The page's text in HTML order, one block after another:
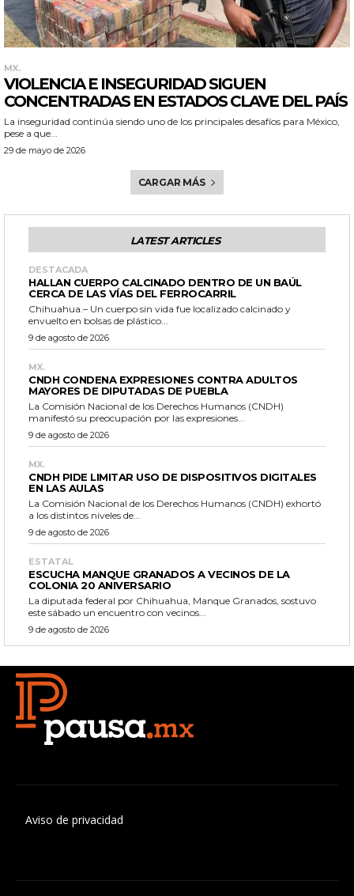
MX.
VIOLENCIA E INSEGURIDAD SIGUEN
CONCENTRADAS EN ESTADOS CLAVE DEL PAÍS
La inseguridad continúa siendo uno de los principales desafíos para México,
pese a que...
29 de mayo de 2026
CARGAR MÁS
LATEST ARTICLES
DESTACADA
HALLAN CUERPO CALCINADO DENTRO DE UN BAÚL
CERCA DE LAS VÍAS DEL FERROCARRIL
Chihuahua.– Un cuerpo sin vida fue localizado calcinado y
envuelto en bolsas de plástico...
9 de agosto de 2026
MX.
CNDH CONDENA EXPRESIONES CONTRA ADULTOS
MAYORES DE DIPUTADAS DE PUEBLA
La Comisión Nacional de los Derechos Humanos (CNDH)
manifestó su preocupación por las expresiones...
9 de agosto de 2026
MX.
CNDH PIDE LIMITAR USO DE DISPOSITIVOS DIGITALES
EN LAS AULAS
La Comisión Nacional de los Derechos Humanos (CNDH) exhortó
a los distintos niveles de...
9 de agosto de 2026
ESTATAL
ESCUCHA MANQUE GRANADOS A VECINOS DE LA
COLONIA 20 ANIVERSARIO
La diputada federal por Chihuahua, Manque Granados, sostuvo
este sábado un encuentro con vecinos...
9 de agosto de 2026
Aviso de privacidad